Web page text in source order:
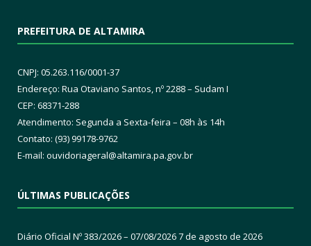
PREFEITURA DE ALTAMIRA
CNPJ: 05.263.116/0001-37
Endereço: Rua Otaviano Santos, nº 2288 – Sudam I
CEP: 68371-288
Atendimento: Segunda a Sexta-feira – 08h às 14h
Contato: (93) 99178-9762
E-mail: ouvidoriageral@altamira.pa.gov.br
ÚLTIMAS PUBLICAÇÕES
Diário Oficial Nº 383/2026 – 07/08/20267 de agosto de 2026